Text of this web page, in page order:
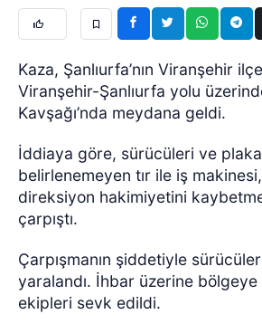
Kaza, Şanlıurfa’nın Viranşehir
Viranşehir-Şanlıurfa yolu
Kavşağı’nda meydana geldi.
İddiaya göre, sürücüleri ve
belirlenemeyen tır ile iş
direksiyon hakimiyetini
çarpıştı.
Çarpışmanın şiddetiyle
yaralandı. İhbar üzerine bölgeye
ekipleri sevk edildi.